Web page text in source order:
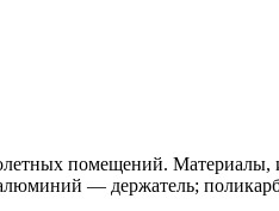
помещений. Материалы,
— держатель;